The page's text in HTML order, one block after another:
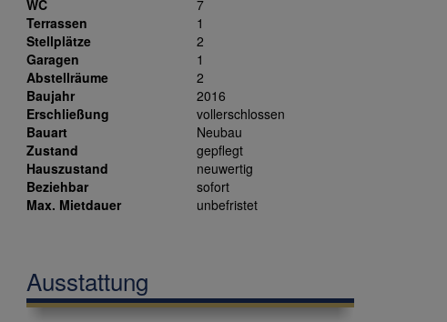
WC
7
Terrassen
1
Stellplätze
2
Garagen
1
Abstellräume
2
Baujahr
2016
Erschließung
vollerschlossen
Bauart
Neubau
Zustand
gepflegt
Hauszustand
neuwertig
Beziehbar
sofort
Max. Mietdauer
unbefristet
Ausstattung